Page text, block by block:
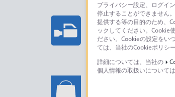
プロフェッショナ
法人のお客様はこちら
ソニーストアで
プライバシー設定、ログイ
停止することができません
提供する等の目的のため、
ックしてください。Cookie
ださい。Cookieの設定をい
ては、当社のCookieポリシ
詳細については、当社の
個人情報の取扱いについては